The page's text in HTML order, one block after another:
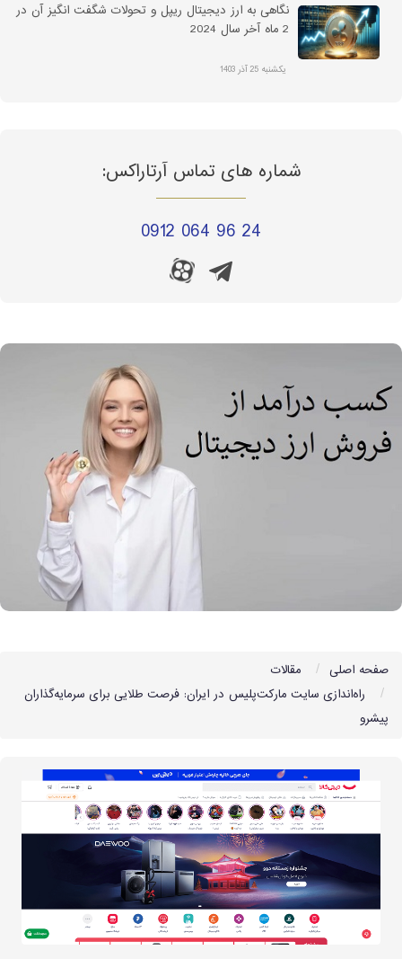
نگاهی به ارز دیجیتال ریپل و تحولات شگفت انگیز آن در
2 ماه آخر سال 2024
یکشنبه 25 آذر 1403
شماره های تماس آرتاراکس:
0912 064 96 24
صفحه اصلی
مقالات
راه‌اندازی سایت مارکت‌پلیس در ایران: فرصت طلایی برای سرمایه‌گذاران
پیشرو